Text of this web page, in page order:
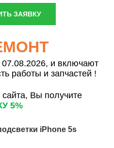
ЗАЯВКУ
и включают
работы и запчастей !
Вы получите
5%
iPhone 5s